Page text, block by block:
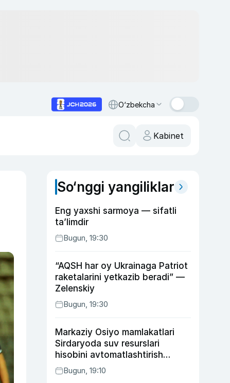
O‘zbekcha
Kabinet
So‘nggi yangiliklar
Eng yaxshi sarmoya — sifatli
ta’limdir
Bugun, 19:30
“AQSH har oy Ukrainaga Patriot
raketalarini yetkazib beradi” —
Zelenskiy
Bugun, 19:30
Markaziy Osiyo mamlakatlari
Sirdaryoda suv resurslari
hisobini avtomatlashtirish
rejasini ishlab chiqishni
ma’qulladi
Bugun, 19:10